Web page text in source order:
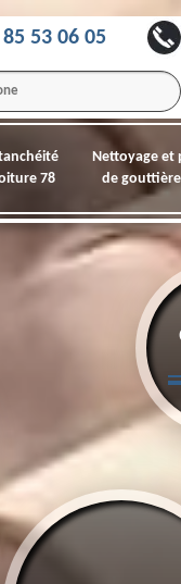
53 06 05
78
Nettoyage et
de